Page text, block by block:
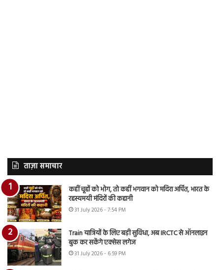
ताज़ा समाचार
कहीं चूहों को भोग, तो कहीं भगवान को मदिरा अर्पित, भारत के
रहस्यमयी मंदिरों की कहानी
31 July 2026 - 7:54 PM
Train यात्रियों के लिए बड़ी सुविधा, अब IRCTC से ऑनलाइन
बुक कर सकेंगे एक्सेस लगेज
31 July 2026 - 6:59 PM